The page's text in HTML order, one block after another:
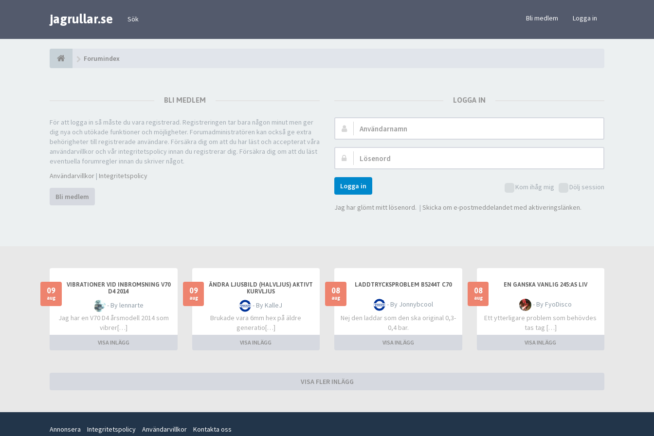
jagrullar.se Sök Bli medlem Logga in
Forumindex
BLI MEDLEM
För att logga in så måste du vara registrerad. Registreringen tar bara någon minut men ger
dig nya och utökade funktioner och möjligheter. Forumadministratören kan också ge extra
behörigheter till registrerade användare. Försäkra dig om att du har läst och accepterat våra
användarvillkor och vår integritetspolicy innan du registrerar dig. Försäkra dig om att du läst
eventuella forumregler innan du skriver något.
Användarvillkor | Integritetspolicy
Bli medlem
LOGGA IN
Användarnamn:
Lösenord:
Kom ihåg mig Dölj session
Logga in
Jag har glömt mitt lösenord. | Skicka om e-postmeddelandet med aktiveringslänken.
09
aug
VIBRATIONER VID INBROMSNING V70
D4 2014
- By lennarte
Jag har en V70 D4 årsmodell 2014 som
vibrer[…]
VISA INLÄGG
09
aug
ÄNDRA LJUSBILD (HALVLJUS) AKTIVT
KURVLJUS
- By KalleJ
Brukade vara 6mm hex på äldre
generatio[…]
VISA INLÄGG
08
aug
LADDTRYCKSPROBLEM B5244T C70
- By Jonnybcool
Nej den laddar som den ska original 0,3-
0,4 bar.
VISA INLÄGG
08
aug
EN GANSKA VANLIG 245:AS LIV
- By FyoDisco
Ett ytterligare problem som behövdes
tas tag […]
VISA INLÄGG
VISA FLER INLÄGG
Annonsera Integritetspolicy Användarvillkor Kontakta oss